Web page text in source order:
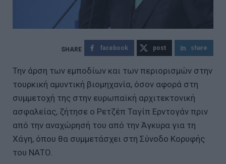
facebook post share
Την άρση των εμποδίων και των περιορισμών στην
τουρκική αμυντική βιομηχανία, όσον αφορά στη
συμμετοχή της στην ευρωπαϊκή αρχιτεκτονική
ασφαλείας, ζήτησε ο Ρετζέπ Ταγίπ Ερντογάν πριν
από την αναχώρησή του από την Άγκυρα για τη
Χάγη, όπου θα συμμετάσχει στη Σύνοδο Κορυφής
του ΝΑΤΟ.